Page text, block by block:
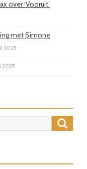
over ‘Vooruit’
met Simone
2025
2025